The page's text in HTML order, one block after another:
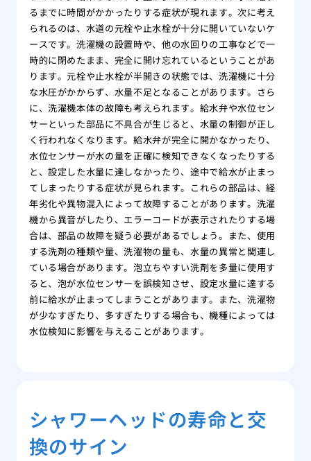
るまでに時間がかかったりする症状が現れます。次に考え
られるのは、水道の元栓や止水栓が十分に開いていないケ
ースです。洗濯機の設置時や、他の水回りの工事などで一
時的に閉めたまま、完全に開け忘れているということがあ
ります。元栓や止水栓が半開きの状態では、洗濯機に十分
な水圧がかからず、水量不足となることがあります。さら
に、洗濯機本体の故障も考えられます。給水弁や水位セン
サーといった部品に不具合が生じると、水量の制御が正し
く行われなくなります。給水弁が完全に開かなかったり、
水位センサーが水の量を正確に検知できなくなったりする
と、設定した水量に達しなかったり、途中で給水が止まっ
てしまったりする症状が見られます。これらの部品は、経
年劣化や異物混入によって故障することがあります。洗濯
機から異音がしたり、エラーコードが表示されたりする場
合は、部品の故障を疑う必要があるでしょう。また、使用
する洗剤の種類や量、洗濯物の量も、水量の異常と関連し
ている場合があります。泡立ちやすい洗剤を多量に使用す
ると、泡が水位センサーを誤検知させ、設定水量に達する
前に給水が止まってしまうことがあります。また、洗濯物
が少なすぎたり、多すぎたりする場合も、機種によっては
水位検知に影響を与えることがあります。
シャワーヘッドの寿命と交
換のサイン